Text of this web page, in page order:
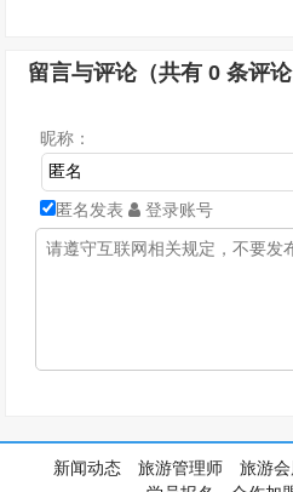
留言与评论（共有0 条评论
昵称：
匿名发表 登录账号
新闻动态 旅游管理师 旅游